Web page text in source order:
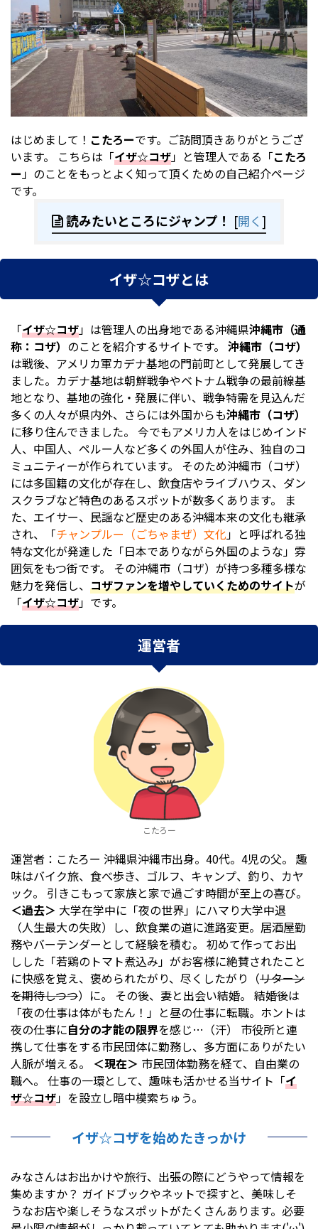
はじめまして！ こたろーです。ご訪問頂きありがとうござ
います。 こちらは「イザ☆コザ」と管理人である「こたろ
ー 」のことをもっとよく知って頂くための自己紹介ページ
です。
読みたいところにジャンプ！ [開く ]
イザ☆コザとは
「イザ☆コザ」は管理人の出身地である沖縄県沖縄市（通
称：コザ） のことを紹介するサイトです。 沖縄市（コザ）
は戦後、アメリカ軍カデナ基地の門前町として発展してき
ました。カデナ基地は朝鮮戦争やベトナム戦争の最前線基
地となり、基地の強化・発展に伴い、戦争特需を見込んだ
多くの人々が県内外、さらには外国からも沖縄市（コザ）
に移り住んできました。 今でもアメリカ人をはじめインド
人、中国人、ペルー人など多くの外国人が住み、独自のコ
ミュニティーが作られています。 そのため沖縄市（コザ）
には多国籍の文化が存在し、飲食店やライブハウス、ダン
スクラブなど特色のあるスポットが数多くあります。 ま
た、エイサー、民謡など歴史のある沖縄本来の文化も継承
され、「チャンプルー（ごちゃまぜ）文化 」と呼ばれる独
特な文化が発達した「日本でありながら外国のような」雰
囲気をもつ街です。 その沖縄市（コザ）が持つ多種多様な
魅力を発信し、 コザファンを増やしていくためのサイトが
「イザ☆コザ」です。
運営者
こたろー
運営者：こたろー 沖縄県沖縄市出身。40代。4児の父。 趣
味はバイク旅、食べ歩き、ゴルフ、キャンプ、釣り、カヤ
ック。 引きこもって家族と家で過ごす時間が至上の喜び。
＜過去＞ 大学在学中に「夜の世界」にハマり大学中退
（人生最大の失敗）し、飲食業の道に進路変更。居酒屋勤
務やバーテンダーとして経験を積む。 初めて作ってお出
しした「若鶏のトマト煮込み」がお客様に絶賛されたこと
に快感を覚え、褒められたがり、尽くしたがり（リターン
を期待しつつ）に。 その後、妻と出会い結婚。 結婚後は
「夜の仕事は体がもたん！」と昼の仕事に転職。ホントは
夜の仕事に自分の才能の限界を感じ…（汗） 市役所と連
携して仕事をする市民団体に勤務し、多方面にありがたい
人脈が増える。 ＜現在＞ 市民団体勤務を経て、自由業の
職へ。 仕事の一環として、趣味も活かせる当サイト「イ
ザ☆コザ」を設立し暗中模索ちゅう。
イザ☆コザを始めたきっかけ
みなさんはお出かけや旅行、出張の際にどうやって情報を
集めますか？ ガイドブックやネットで探すと、美味しそ
うなお店や楽しそうなスポットがたくさんあります。必要